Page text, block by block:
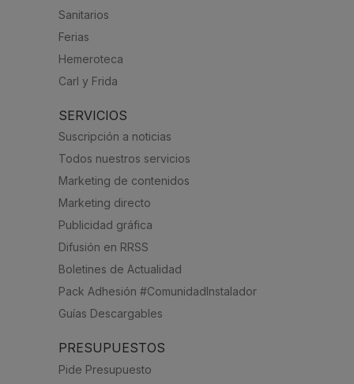
Sanitarios
Ferias
Hemeroteca
Carl y Frida
SERVICIOS
Suscripción a noticias
Todos nuestros servicios
Marketing de contenidos
Marketing directo
Publicidad gráfica
Difusión en RRSS
Boletines de Actualidad
Pack Adhesión #ComunidadInstalador
Guías Descargables
PRESUPUESTOS
Pide Presupuesto